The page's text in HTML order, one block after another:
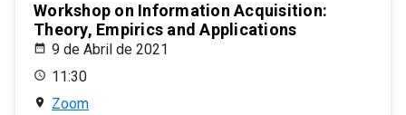
Workshop on Information Acquisition:
Theory, Empirics and Applications
9 de Abril de 2021
11:30
Zoom